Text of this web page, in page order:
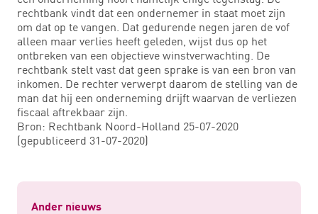
rechtbank vindt dat een ondernemer in staat moet zijn
om dat op te vangen. Dat gedurende negen jaren de vof
alleen maar verlies heeft geleden, wijst dus op het
ontbreken van een objectieve winstverwachting. De
rechtbank stelt vast dat geen sprake is van een bron van
inkomen. De rechter verwerpt daarom de stelling van de
man dat hij een onderneming drijft waarvan de verliezen
fiscaal aftrekbaar zijn.
Bron: Rechtbank Noord-Holland 25-07-2020
(gepubliceerd 31-07-2020)
Ander nieuws